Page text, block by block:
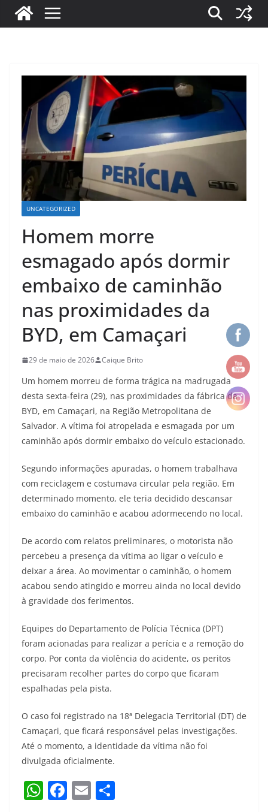
UNCATEGORIZED
Homem morre
esmagado após dormir
embaixo de caminhão
nas proximidades da
BYD, em Camaçari
29 de maio de 2026 Caique Brito
Um homem morreu de forma trágica na madrugada
desta sexta-feira (29), nas proximidades da fábrica da
BYD, em Camaçari, na Região Metropolitana de
Salvador. A vítima foi atropelada e esmagada por um
caminhão após dormir embaixo do veículo estacionado.
Segundo informações apuradas, o homem trabalhava
com reciclagem e costumava circular pela região. Em
determinado momento, ele teria decidido descansar
embaixo do caminhão e acabou adormecendo no local.
De acordo com relatos preliminares, o motorista não
percebeu a presença da vítima ao ligar o veículo e
deixar a área. Ao movimentar o caminhão, o homem
acabou sendo atingido e morreu ainda no local devido
à gravidade dos ferimentos.
Equipes do Departamento de Polícia Técnica (DPT)
foram acionadas para realizar a perícia e a remoção do
corpo. Por conta da violência do acidente, os peritos
precisaram recolher partes do corpo que ficaram
espalhadas pela pista.
O caso foi registrado na 18ª Delegacia Territorial (DT) de
Camaçari, que ficará responsável pelas investigações.
Até o momento, a identidade da vítima não foi
divulgada oficialmente.
W F E